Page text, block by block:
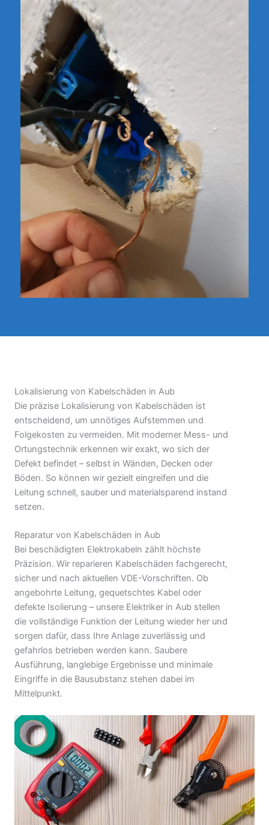
Lokalisierung von Kabelschäden in Aub
Die präzise Lokalisierung von Kabelschäden ist
entscheidend, um unnötiges Aufstemmen und
Folgekosten zu vermeiden. Mit moderner Mess- und
Ortungstechnik erkennen wir exakt, wo sich der
Defekt befindet – selbst in Wänden, Decken oder
Böden. So können wir gezielt eingreifen und die
Leitung schnell, sauber und materialsparend instand
setzen.
Reparatur von Kabelschäden in Aub
Bei beschädigten Elektrokabeln zählt höchste
Präzision. Wir reparieren Kabelschäden fachgerecht,
sicher und nach aktuellen VDE-Vorschriften. Ob
angebohrte Leitung, gequetschtes Kabel oder
defekte Isolierung – unsere Elektriker in Aub stellen
die vollständige Funktion der Leitung wieder her und
sorgen dafür, dass Ihre Anlage zuverlässig und
gefahrlos betrieben werden kann. Saubere
Ausführung, langlebige Ergebnisse und minimale
Eingriffe in die Bausubstanz stehen dabei im
Mittelpunkt.